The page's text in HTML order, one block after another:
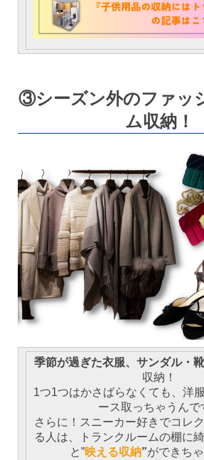
③シーズン外のファッ
ム収納！
季節が過ぎた衣服、サンダル・
収納！
1つ1つはかさばらなくても、洋
ース取っちゃうんで
さらに！スニーカー好きでコレ
る人は、トランクルームの棚に
と”映える収納”ができち